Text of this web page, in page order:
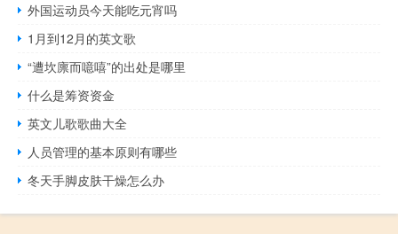
外国运动员今天能吃元宵吗
1月到12月的英文歌
“遭坎廪而噫嘻”的出处是哪里
什么是筹资资金
英文儿歌歌曲大全
人员管理的基本原则有哪些
冬天手脚皮肤干燥怎么办